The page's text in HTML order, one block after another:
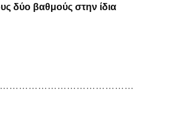
δύο βαθμούς στην ίδια